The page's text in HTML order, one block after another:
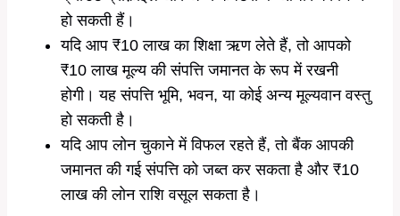
हो सकती हैं।
यदि आप ₹10 लाख का शिक्षा ऋण लेते हैं, तो आपको
₹10 लाख मूल्य की संपत्ति जमानत के रूप में रखनी
होगी। यह संपत्ति भूमि, भवन, या कोई अन्य मूल्यवान वस्तु
हो सकती है।
यदि आप लोन चुकाने में विफल रहते हैं, तो बैंक आपकी
जमानत की गई संपत्ति को जब्त कर सकता है और ₹10
लाख की लोन राशि वसूल सकता है।